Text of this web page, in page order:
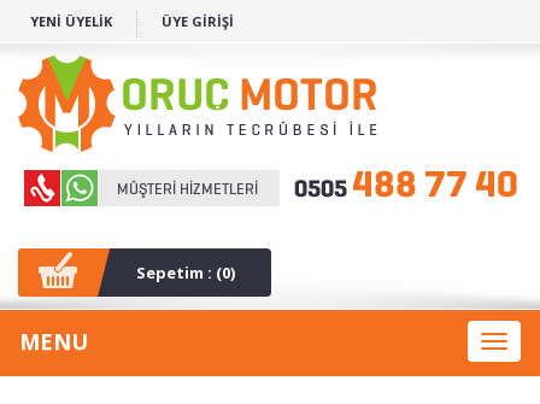
YENİ ÜYELİK ÜYE GİRİŞİ
Sepetim : (0)
Toggle
MENU